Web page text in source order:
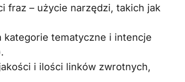
fraz – użycie narzędzi, takich jak
kategorie tematyczne i intencje
i ilości linków zwrotnych,